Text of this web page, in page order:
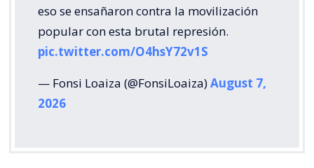
eso se ensañaron contra la movilización
popular con esta brutal represión.
pic.twitter.com/O4hsY72v1S
— Fonsi Loaiza (@FonsiLoaiza)August 7,
2026